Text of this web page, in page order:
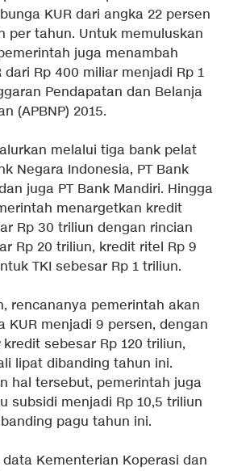
KUR dari angka 22 persen
per tahun. Untuk memuluskan
juga menambah
dari Rp 400 miliar menjadi Rp 1
Pendapatan dan Belanja
(APBNP) 2015.
melalui tiga bank pelat
Negara Indonesia, PT Bank
juga PT Bank Mandiri. Hingga
menargetkan kredit
Rp 30 triliun dengan rincian
Rp 20 triliun, kredit ritel Rp 9
TKI sebesar Rp 1 triliun.
rencananya pemerintah akan
KUR menjadi 9 persen, dengan
kredit sebesar Rp 120 triliun,
lipat dibanding tahun ini.
hal tersebut, pemerintah juga
subsidi menjadi Rp 10,5 triliun
pagu tahun ini.
Kementerian Koperasi dan